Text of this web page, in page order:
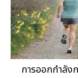
การออกกำลัง